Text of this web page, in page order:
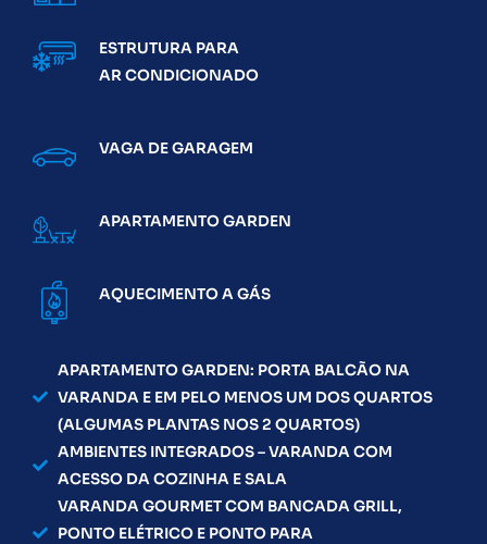
ESTRUTURA PARA
AR CONDICIONADO
VAGA DE GARAGEM
APARTAMENTO GARDEN
AQUECIMENTO A GÁS
APARTAMENTO GARDEN: PORTA BALCÃO NA
VARANDA E EM PELO MENOS UM DOS QUARTOS
(ALGUMAS PLANTAS NOS 2 QUARTOS)
AMBIENTES INTEGRADOS – VARANDA COM
ACESSO DA COZINHA E SALA
VARANDA GOURMET COM BANCADA GRILL,
PONTO ELÉTRICO E PONTO PARA